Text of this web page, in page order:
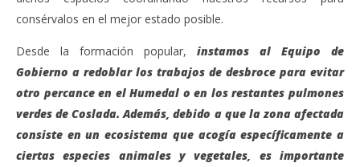
consérvalos en el mejor estado posible.
Desde la formación popular, instamos al Equipo de
Gobierno a redoblar los trabajos de desbroce para evitar
otro percance en el Humedal o en los restantes pulmones
verdes de Coslada. Además, debido a que la zona afectada
consiste en un ecosistema que acogía específicamente a
ciertas especies animales y vegetales, es importante